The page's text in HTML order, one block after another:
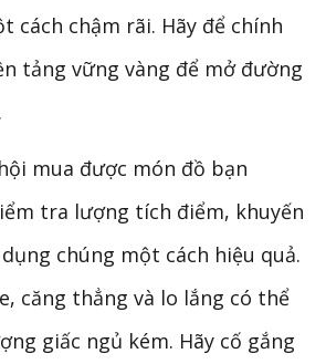
cách chậm rãi. Hãy để chính
tảng vững vàng để mở đường
mua được món đồ bạn
tra lượng tích điểm, khuyến
chúng một cách hiệu quả.
căng thẳng và lo lắng có thể
giấc ngủ kém. Hãy cố gắng